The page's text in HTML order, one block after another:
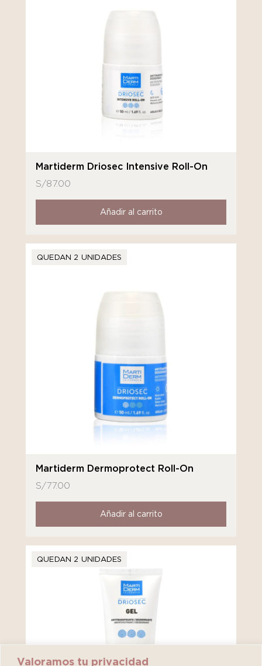
Valoramos tu privacidad
Martiderm Driosec Intensive Roll-On
S/87.00
Añadir al carrito
QUEDAN 2 UNIDADES
Martiderm Dermoprotect Roll-On
S/77.00
Añadir al carrito
QUEDAN 2 UNIDADES